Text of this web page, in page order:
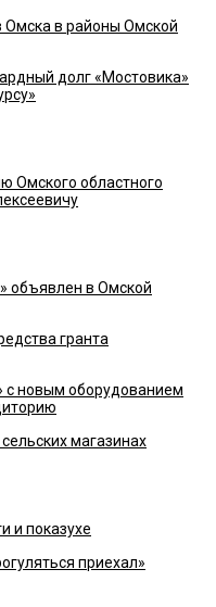
Омска в районы Омской
долг «Мостовика»
Омского областного
объявлен в Омской
гранта
с новым оборудованием
магазинах
и показухе
приехал»